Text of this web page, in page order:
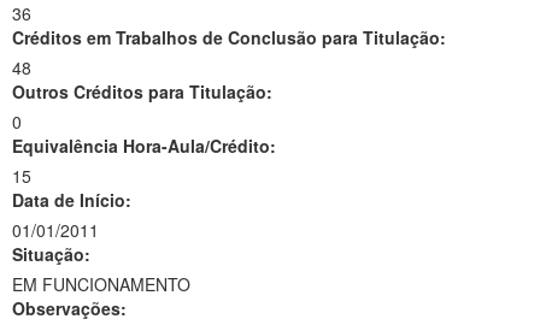
36
Créditos em Trabalhos de Conclusão para Titulação:
48
Outros Créditos para Titulação:
0
Equivalência Hora-Aula/Crédito:
15
Data de Início:
01/01/2011
Situação:
EM FUNCIONAMENTO
Observações: